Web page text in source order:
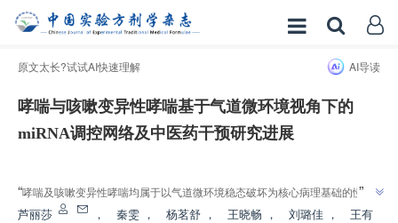
原文太长?试试AI快速理解 AI导读
哮喘与咳嗽变异性哮喘基于气道微环境视角下的
miRNA调控网络及中医药干预研究进展
“哮喘及咳嗽变异性哮喘均属于以气道微环境稳态破坏为核心病理基础的慢性
异质性疾病，介绍了其在气道微环境领域的研究进展，研究团队探索了
”
芦丽莎 ， 秦雯 ， 杨茗舒 ， 王晓畅 ， 刘璐佳 ，
王有